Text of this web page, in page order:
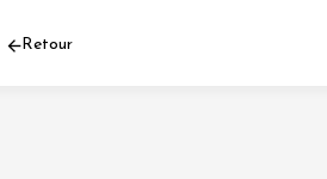
Retour